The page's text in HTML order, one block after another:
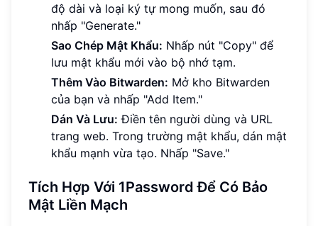
độ dài và loại ký tự mong muốn, sau đó
nhấp "Generate."
Sao Chép Mật Khẩu: Nhấp nút "Copy" để
lưu mật khẩu mới vào bộ nhớ tạm.
Thêm Vào Bitwarden: Mở kho Bitwarden
của bạn và nhấp "Add Item."
Dán Và Lưu: Điền tên người dùng và URL
trang web. Trong trường mật khẩu, dán mật
khẩu mạnh vừa tạo. Nhấp "Save."
Tích Hợp Với 1Password Để Có Bảo
Mật Liền Mạch